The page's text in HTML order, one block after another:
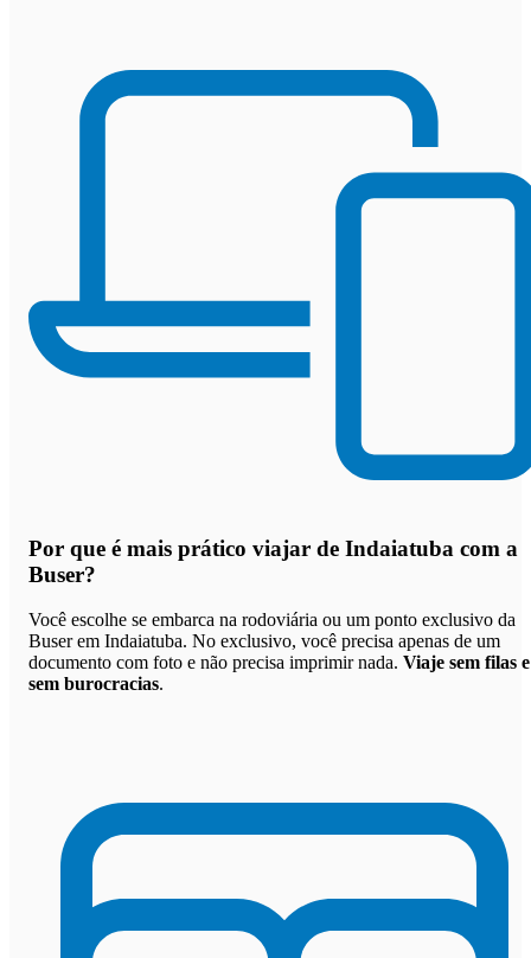
Por que é mais prático viajar de Indaiatuba com a
Buser?
Você escolhe se embarca na rodoviária ou um ponto exclusivo da
Buser em Indaiatuba. No exclusivo, você precisa apenas de um
documento com foto e não precisa imprimir nada. Viaje sem filas e
sem burocracias.